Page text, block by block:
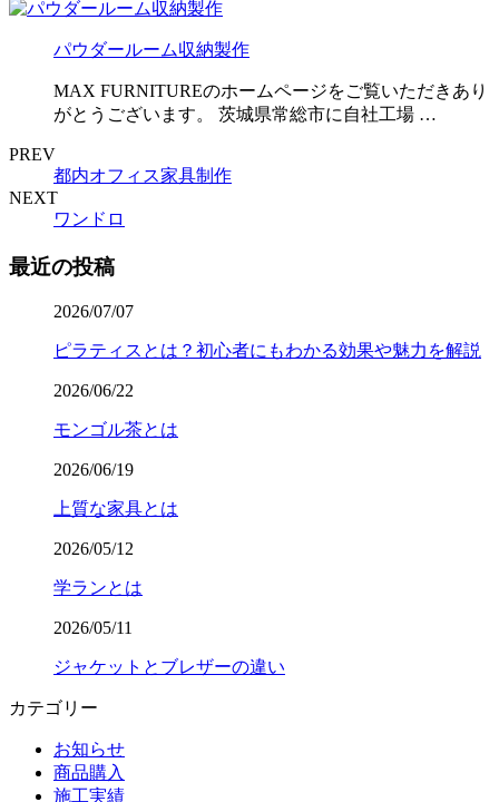
パウダールーム収納製作
MAX FURNITUREのホームページをご覧いただきあり
がとうございます。 茨城県常総市に自社工場 …
PREV
都内オフィス家具制作
NEXT
ワンドロ
最近の投稿
2026/07/07
ピラティスとは？初心者にもわかる効果や魅力を解説
2026/06/22
モンゴル茶とは
2026/06/19
上質な家具とは
2026/05/12
学ランとは
2026/05/11
ジャケットとブレザーの違い
カテゴリー
お知らせ
商品購入
施工実績